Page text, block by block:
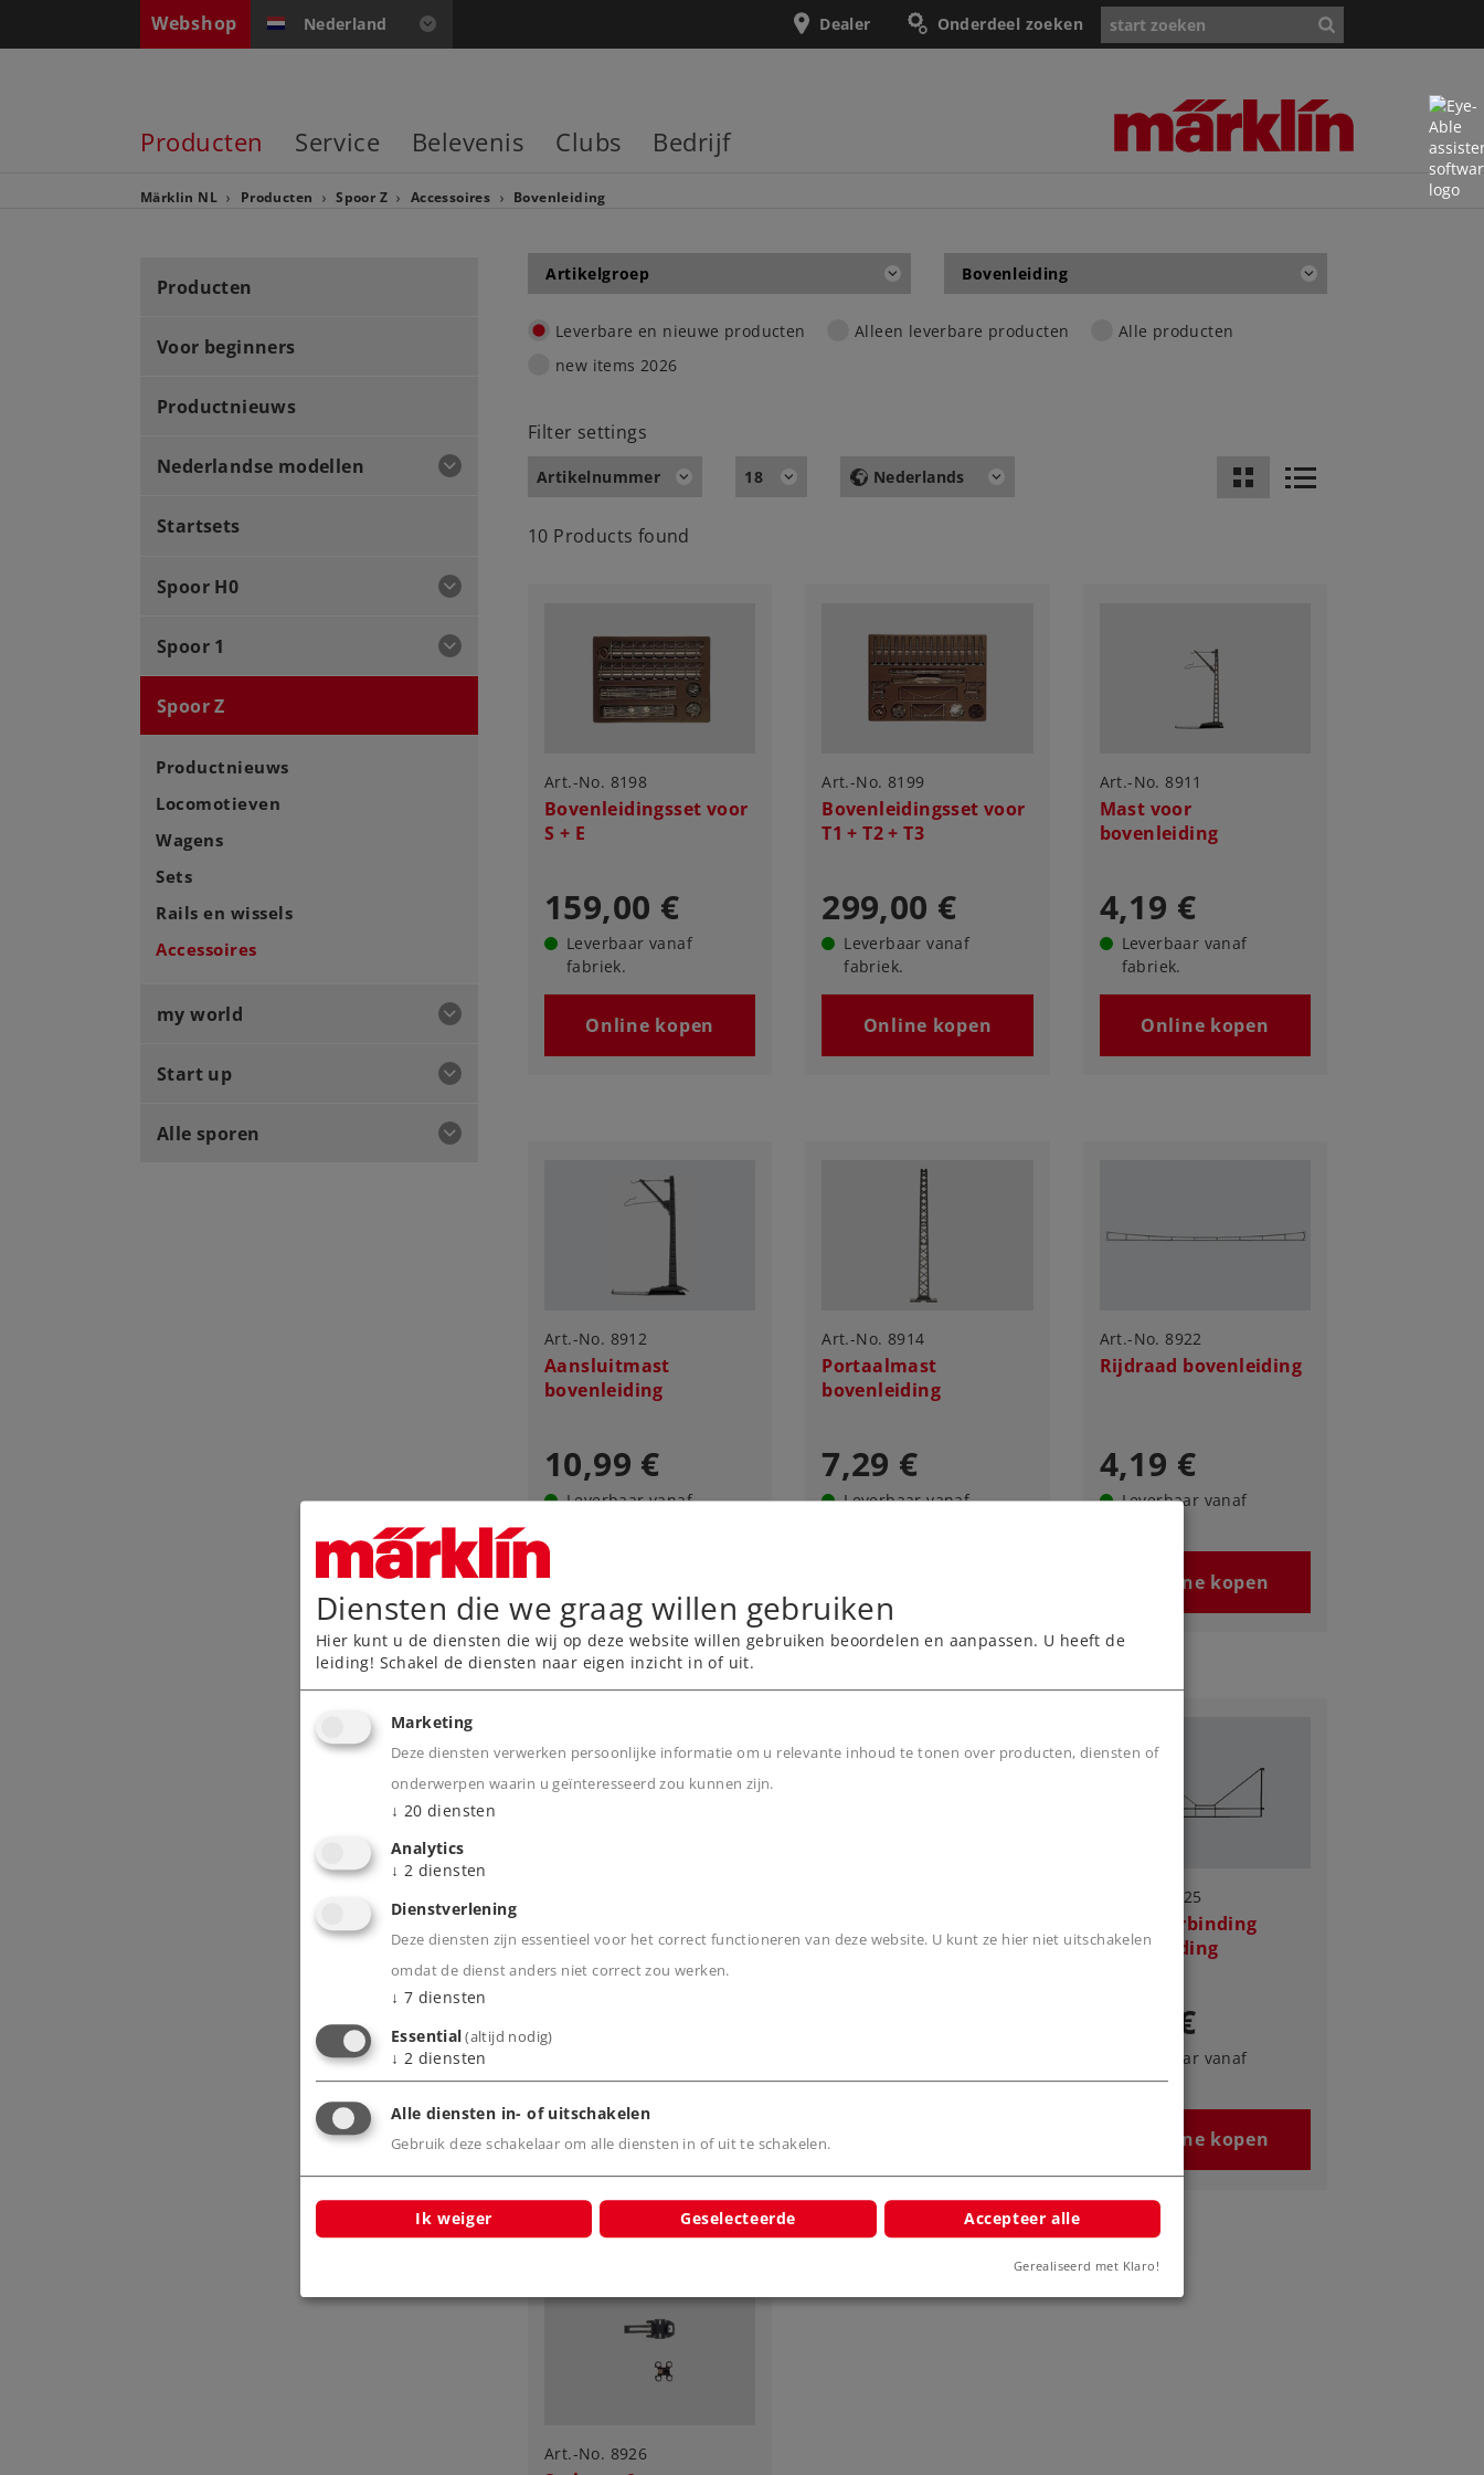
Webshop Nederland Onderdeel zoeken
Dealer
Producten Service Belevenis Clubs Bedrijf
Märklin NL Producten Spoor Z Accessoires Bovenleiding
Producten
Voor beginners
Productnieuws
Nederlandse modellen
Startsets
Spoor H0
Spoor 1
Spoor Z
Productnieuws
Locomotieven
Wagens
Sets
Rails en wissels
Accessoires
my world
Start up
Alle sporen
Artikelgroep Bovenleiding
Leverbare en nieuwe producten Alleen leverbare producten
Alle producten
new items 2026
Filter settings
Artikelnummer 18 Nederlands
10 Products found
Art.-No. 8198
Bovenleidingsset voor
S + E
159,00 €
Leverbaar vanaf
fabriek.
Online kopen
Art.-No. 8199
Bovenleidingsset voor
T1 + T2 + T3
299,00 €
Leverbaar vanaf
fabriek.
Online kopen
Art.-No. 8911
Mast voor
bovenleiding
4,19 €
Leverbaar vanaf
fabriek.
Online kopen
Art.-No. 8912
Aansluitmast
bovenleiding
10,99 €
Leverbaar vanaf
Art.-No. 8914
Portaalmast
bovenleiding
7,29 €
Leverbaar vanaf
Art.-No. 8922
Rijdraad bovenleiding
4,19 €
Leverbaar vanaf
Online kopen
6,19 €
fabriek.
Online kopen
bovenleidng
fabriek.
Art.-No. 8925
Dwarsverbinding
bovenleiding
9,69 €
Leverbaar vanaf
fabriek.
Online kopen
Art.-No. 8926
Diensten die we graag willen gebruiken
Hier kunt u de diensten die wij op deze website willen gebruiken beoordelen en aanpassen. U heeft de
leiding! Schakel de diensten naar eigen inzicht in of uit.
Marketing
Deze diensten verwerken persoonlijke informatie om u relevante inhoud te tonen over producten, diensten of
onderwerpen waarin u geïnteresseerd zou kunnen zijn.
↓ 20 diensten
Analytics
↓ 2 diensten
Dienstverlening
Deze diensten zijn essentieel voor het correct functioneren van deze website. U kunt ze hier niet uitschakelen
omdat de dienst anders niet correct zou werken.
↓ 7 diensten
Essential(altijd nodig)
↓ 2 diensten
Alle diensten in- of uitschakelen
Gebruik deze schakelaar om alle diensten in of uit te schakelen.
Ik weiger Geselecteerde Accepteer alle
Gerealiseerd met Klaro!